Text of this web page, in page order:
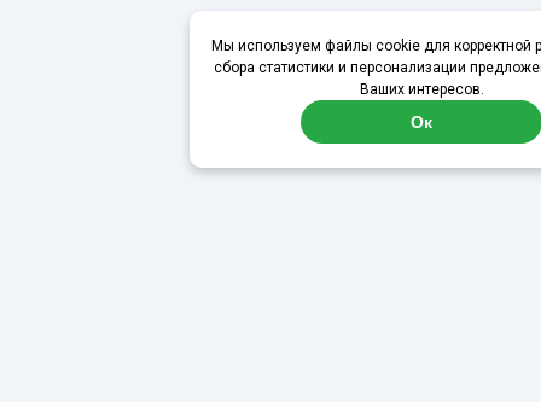
Мы используем файлы cookie для корректной
сбора статистики и персонализации
Ваших интересов.
Ок